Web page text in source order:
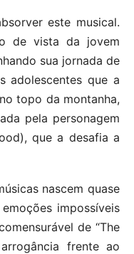
este musical.
de vista da jovem
sua jornada de
adolescentes que a
topo da montanha,
pela personagem
que a desafia a
nascem quase
impossíveis
de “The
frente ao